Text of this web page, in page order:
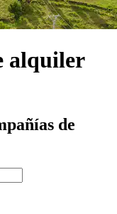
alquiler
de